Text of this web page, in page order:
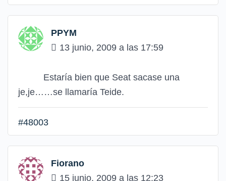
PPYM
13 junio, 2009 a las 17:59
Estaría bien que Seat sacase una
je,je……se llamaría Teide.
#48003
Fiorano
15 junio, 2009 a las 12:23